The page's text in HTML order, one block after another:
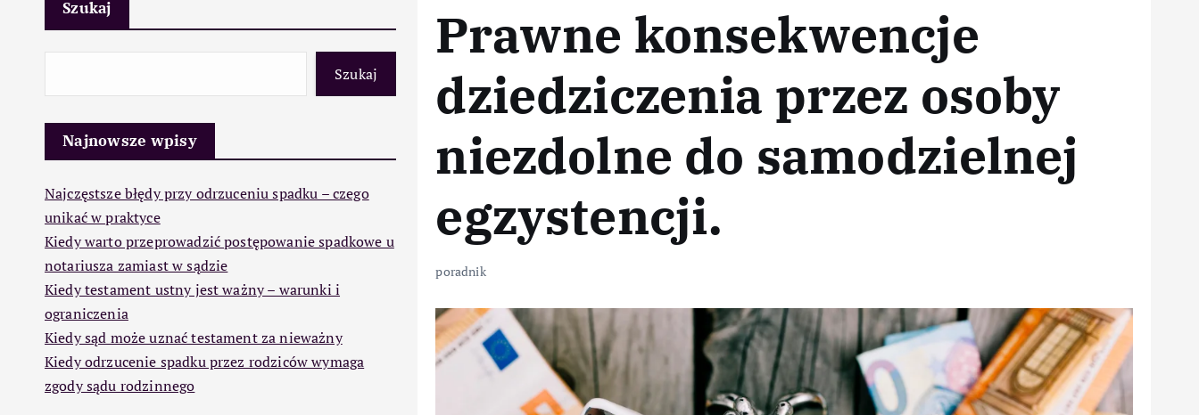
Szukaj
Szukaj
Najnowsze wpisy
Najczęstsze błędy przy odrzuceniu spadku – czego
unikać w praktyce
Kiedy warto przeprowadzić postępowanie spadkowe u
notariusza zamiast w sądzie
Kiedy testament ustny jest ważny – warunki i
ograniczenia
Kiedy sąd może uznać testament za nieważny
Kiedy odrzucenie spadku przez rodziców wymaga
zgody sądu rodzinnego
Prawne konsekwencje
dziedziczenia przez osoby
niezdolne do samodzielnej
egzystencji.
poradnik